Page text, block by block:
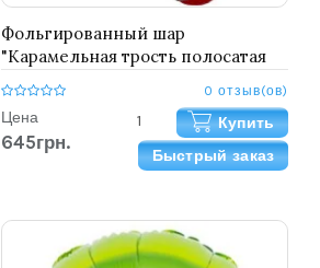
Фольгированный шар
"Карамельная трость полосатая
(Леденец)" Anagram
0 отзыв(ов)
Цена
645грн.
Купить
Быстрый заказ